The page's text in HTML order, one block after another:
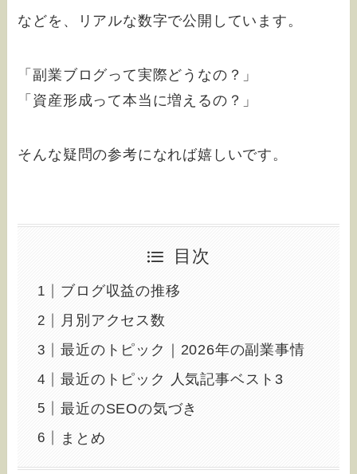
などを、リアルな数字で公開しています。
「副業ブログって実際どうなの？」
「資産形成って本当に増えるの？」
そんな疑問の参考になれば嬉しいです。
目次
ブログ収益の推移
月別アクセス数
最近のトピック｜2026年の副業事情
最近のトピック 人気記事ベスト3
最近のSEOの気づき
まとめ